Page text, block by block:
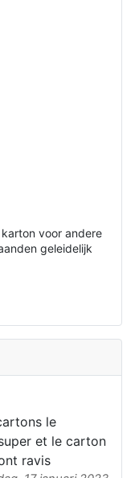
voor andere
geleidelijk
le
et le carton
ravis